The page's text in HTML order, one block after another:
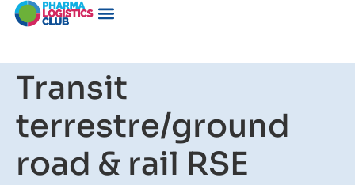
Transit
terrestre/ground
road & rail RSE